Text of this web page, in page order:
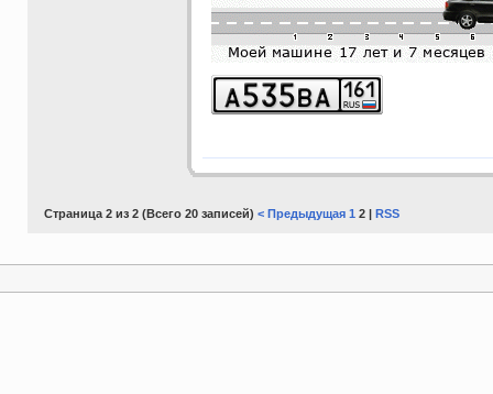
Страница 2 из 2 (Всего 20 записей) < Предыдущая 1 2 | RSS